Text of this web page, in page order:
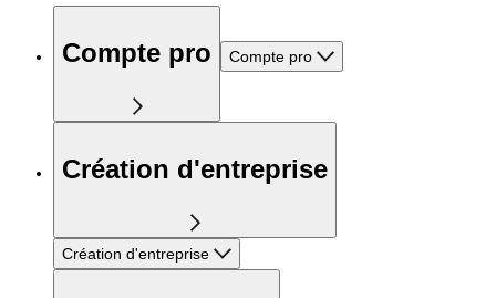
Compte pro Compte pro
Création d'entreprise
Création d'entreprise